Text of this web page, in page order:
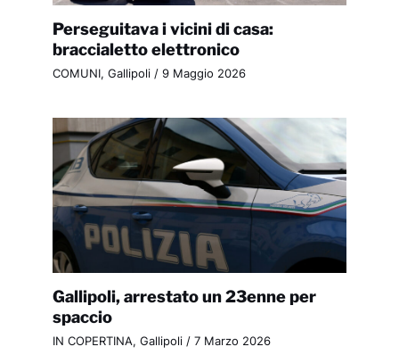
Perseguitava i vicini di casa:
braccialetto elettronico
COMUNI, Gallipoli/ 9 Maggio 2026
Gallipoli, arrestato un 23enne per
spaccio
IN COPERTINA, Gallipoli/ 7 Marzo 2026